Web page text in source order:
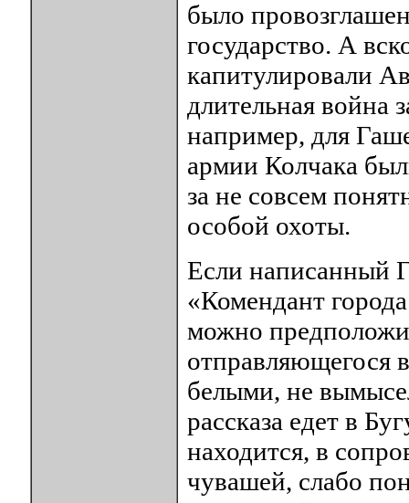
было
государство. А
капитулировали
длительная война
например, для
армии Колчака
за не совсем
особой охоты.
Если написанный
«Комендант
можно
отправляющегося
белыми, не
рассказа едет в
находится, в
чувашей, слабо